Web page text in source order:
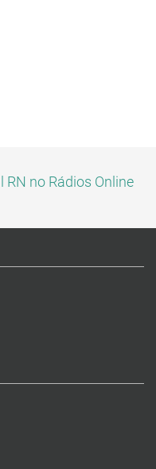
RN no Rádios Online